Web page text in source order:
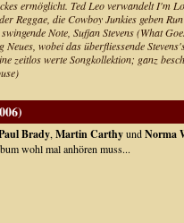
ermöglicht. Ted Leo verwandelt
Reggae, die Cowboy Junkies geben
Note, Sufjan Stevens (What
wobei das überfliessende
zeitlos werte Songkollektion; ganz
Brady, Martin CarthyundNorma
wohl mal anhören muss...